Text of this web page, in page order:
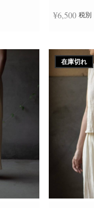
¥6,500 税別
在庫切れ